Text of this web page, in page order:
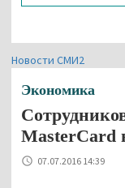
Новости СМИ2
Экономика
07.07.2016 14:39